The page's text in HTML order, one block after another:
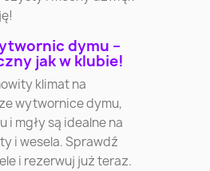
dymu –
jak w klubie!
klimat na
wytwornice dymu,
i mgły są idealne na
i wesela. Sprawdź
i rezerwuj już teraz.